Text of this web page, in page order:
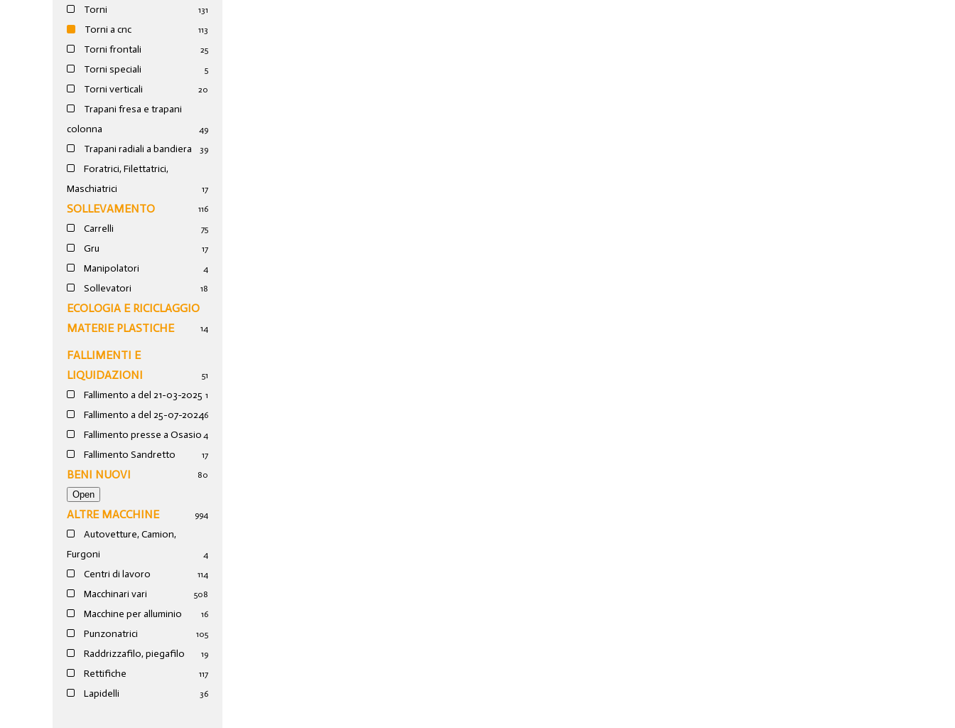
Torni 131
Torni a cnc 113
Torni frontali 25
Torni speciali 5
Torni verticali 20
Trapani fresa e trapani
colonna
49
Trapani radiali a bandiera 39
Foratrici, Filettatrici,
Maschiatrici
17
SOLLEVAMENTO 116
Carrelli 75
Gru 17
Manipolatori 4
Sollevatori 18
ECOLOGIA E RICICLAGGIO
MATERIE PLASTICHE
14
FALLIMENTI E
LIQUIDAZIONI
51
Fallimento a del 21-03-2025 1
Fallimento a del 25-07-20246
Fallimento presse a Osasio 4
Fallimento Sandretto 17
BENI NUOVI 80
ALTRE MACCHINE 994
Autovetture, Camion,
Furgoni
4
Centri di lavoro 114
Macchinari vari 508
Macchine per alluminio 16
Punzonatrici 105
Raddrizzafilo, piegafilo 19
Rettifiche 117
Lapidelli 36